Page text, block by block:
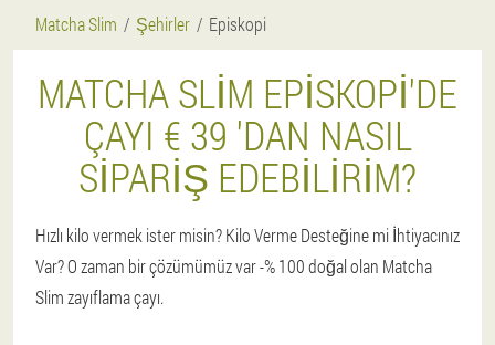
Matcha Slim Şehirler Episkopi
MATCHA SLIM EPISKOPI'DE
ÇAYI € 39 'DAN NASIL
SIPARIŞ EDEBILIRIM?
Hızlı kilo vermek ister misin? Kilo Verme Desteğine mi İhtiyacınız
Var? O zaman bir çözümümüz var -% 100 doğal olan Matcha
Slim zayıflama çayı.